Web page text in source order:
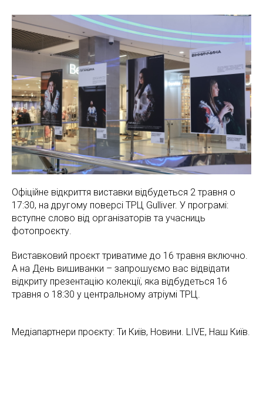
Офіційне відкриття виставки відбудеться 2 травня о
17:30, на другому поверсі ТРЦ Gulliver. У програмі:
вступне слово від організаторів та учасниць
фотопроєкту.
Виставковий проєкт триватиме до 16 травня включно.
А на День вишиванки – запрошуємо вас відвідати
відкриту презентацію колекції, яка відбудеться 16
травня о 18:30 у центральному атріумі ТРЦ.
Медіапартнери проєкту: Ти Київ, Новини. LIVE, Наш Київ.